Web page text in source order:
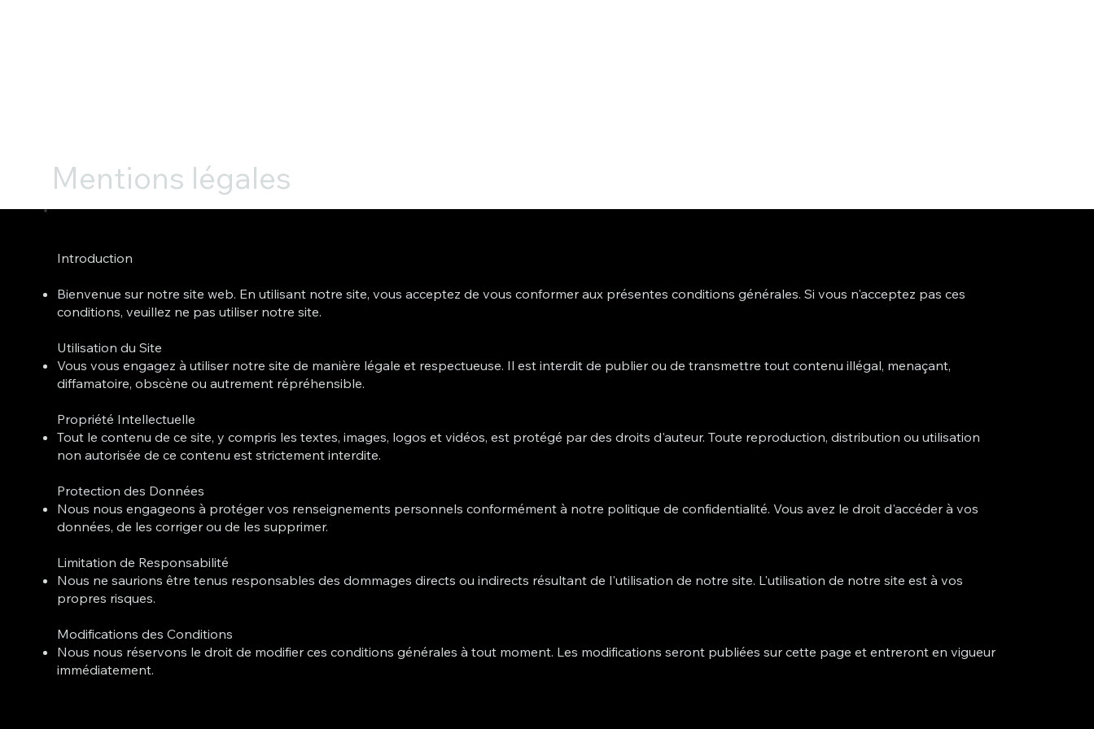
Mentions légales
Introduction
Bienvenue sur notre site web. En utilisant notre site, vous acceptez de vous conformer aux présentes conditions générales. Si vous n'acceptez pas ces
conditions, veuillez ne pas utiliser notre site.
Utilisation du Site
Vous vous engagez à utiliser notre site de manière légale et respectueuse. Il est interdit de publier ou de transmettre tout contenu illégal, menaçant,
diffamatoire, obscène ou autrement répréhensible.
Propriété Intellectuelle
Tout le contenu de ce site, y compris les textes, images, logos et vidéos, est protégé par des droits d'auteur. Toute reproduction, distribution ou utilisation
non autorisée de ce contenu est strictement interdite.
Protection des Données
Nous nous engageons à protéger vos renseignements personnels conformément à notre politique de confidentialité. Vous avez le droit d'accéder à vos
données, de les corriger ou de les supprimer.
Limitation de Responsabilité
Nous ne saurions être tenus responsables des dommages directs ou indirects résultant de l'utilisation de notre site. L'utilisation de notre site est à vos
propres risques.
Modifications des Conditions
Nous nous réservons le droit de modifier ces conditions générales à tout moment. Les modifications seront publiées sur cette page et entreront en vigueur
immédiatement.